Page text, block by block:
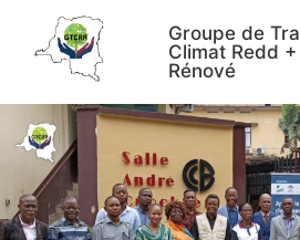
Groupe de
Climat Redd +
Rénové